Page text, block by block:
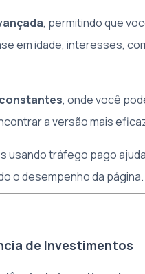
, permitindo que
em idade, interesses,
, onde você
a versão mais
usando tráfego pago
o desempenho da página.
de Investimentos